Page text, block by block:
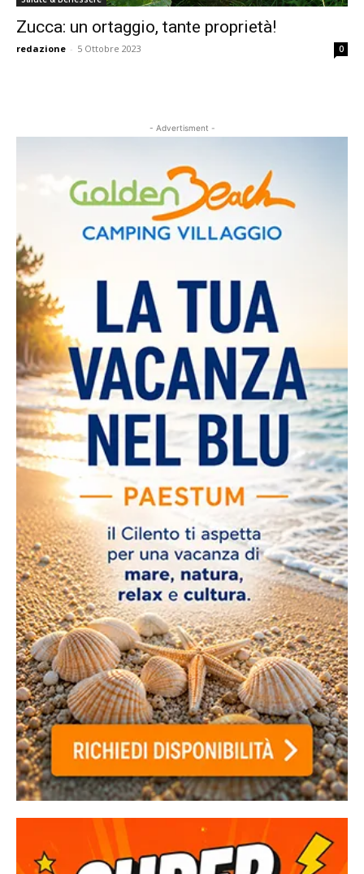
Zucca: un ortaggio, tante proprietà!
redazione - 5 Ottobre 2023 0
- Advertisment -